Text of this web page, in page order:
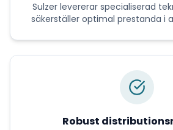
Sulzerlevererar specialiserad
säkerställer optimal prestanda i
Robust